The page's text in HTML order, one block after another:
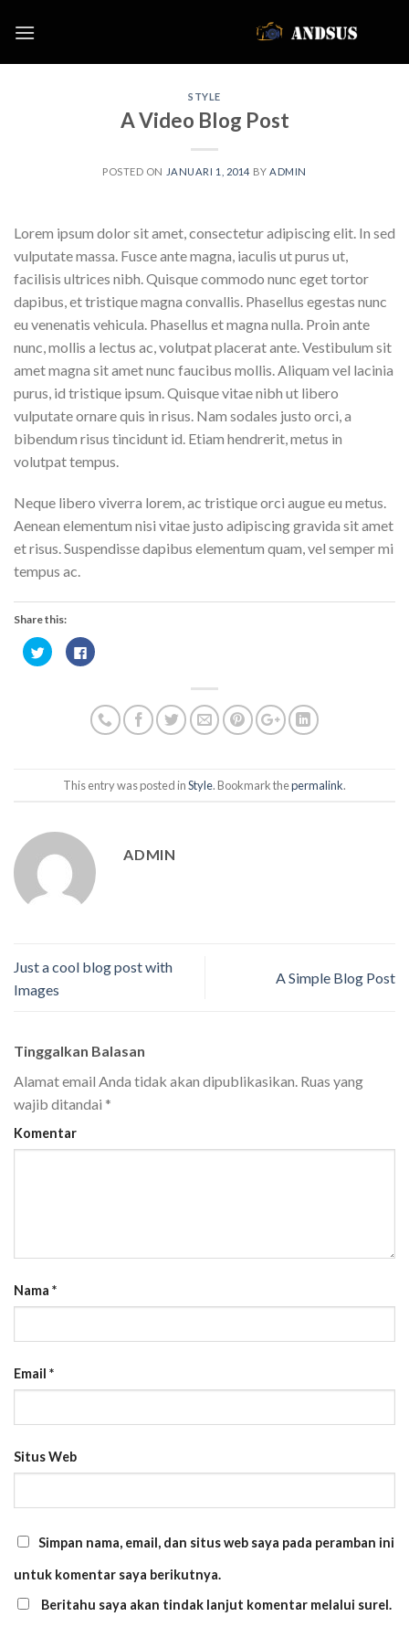
STYLE
A Video Blog Post
POSTED ON JANUARI 1, 2014 BY ADMIN
Lorem ipsum dolor sit amet, consectetur adipiscing elit. In sed
vulputate massa. Fusce ante magna, iaculis ut purus ut,
facilisis ultrices nibh. Quisque commodo nunc eget tortor
dapibus, et tristique magna convallis. Phasellus egestas nunc
eu venenatis vehicula. Phasellus et magna nulla. Proin ante
nunc, mollis a lectus ac, volutpat placerat ante. Vestibulum sit
amet magna sit amet nunc faucibus mollis. Aliquam vel lacinia
purus, id tristique ipsum. Quisque vitae nibh ut libero
vulputate ornare quis in risus. Nam sodales justo orci, a
bibendum risus tincidunt id. Etiam hendrerit, metus in
volutpat tempus.
Neque libero viverra lorem, ac tristique orci augue eu metus.
Aenean elementum nisi vitae justo adipiscing gravida sit amet
et risus. Suspendisse dapibus elementum quam, vel semper mi
tempus ac.
Share this:
Klik
untuk
berbagi
Klik
untuk
Facebook(Membuka
di
jendela
yang
baru)
This entry was posted inStyle. Bookmark thepermalink.
ADMIN
Just a cool blog post with
Images
A Simple Blog Post
Tinggalkan Balasan
Alamat email Anda tidak akan dipublikasikan. Ruas yang
wajib ditandai *
Komentar
Nama *
Email *
Situs Web
Simpan nama, email, dan situs web saya pada peramban ini
untuk komentar saya berikutnya.
Beritahu saya akan tindak lanjut komentar melalui surel.